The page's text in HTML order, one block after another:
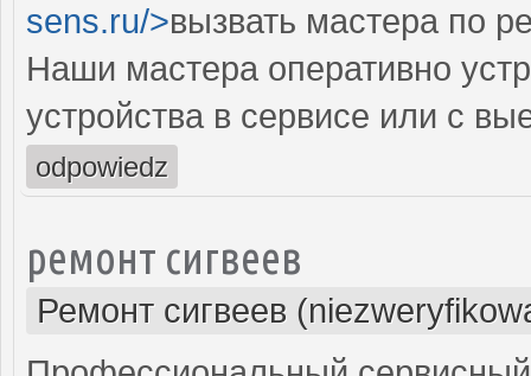
sens.ru/>вызвать мастера по
Наши мастера оперативно
устройства в сервисе или с
odpowiedz
ремонт сигвеев
Ремонт сигвеев